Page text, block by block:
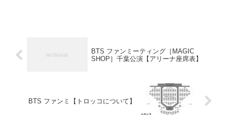
BTS ファンミーティング［MAGIC
SHOP］千葉公演【アリーナ座席表】
BTS ファンミ【トロッコについて】